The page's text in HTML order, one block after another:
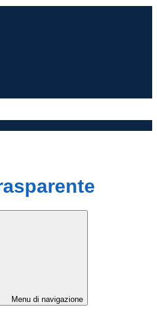
Menu di navigazione